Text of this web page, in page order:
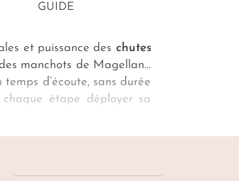
GUIDE
et puissance des chutes
manchots de Magellan…
temps d’écoute, sans durée
étape déployer sa